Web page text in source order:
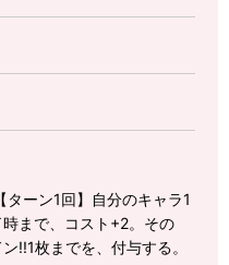
ターン1回】自分のキャラ1
まで、コスト+2。その
!!1枚までを、付与する。